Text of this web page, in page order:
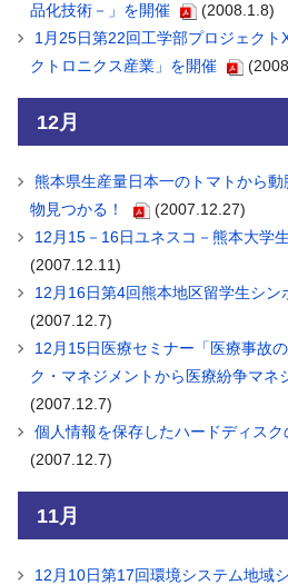
品化技術－」を開催
(2008.1.8)
1月25日第22回工学部プロジェクト
クトロニクス産業」を開催
12月
熊本県生産量日本一のトマトから
物見つかる！
(2007.12.27)
12月15－16日ユネスコ－熊本大学
(2007.12.11)
12月16日第4回熊本地区留学生シン
(2007.12.7)
12月15日医療セミナー「医療事故
ク・マネジメントから医療紛争マ
(2007.12.7)
個人情報を保存したハードディス
(2007.12.7)
11月
12月10日第17回環境システム地域